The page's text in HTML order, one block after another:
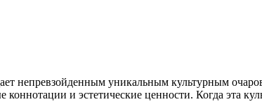
непревзойденным уникальным культурным
и эстетические ценности. Когда эта